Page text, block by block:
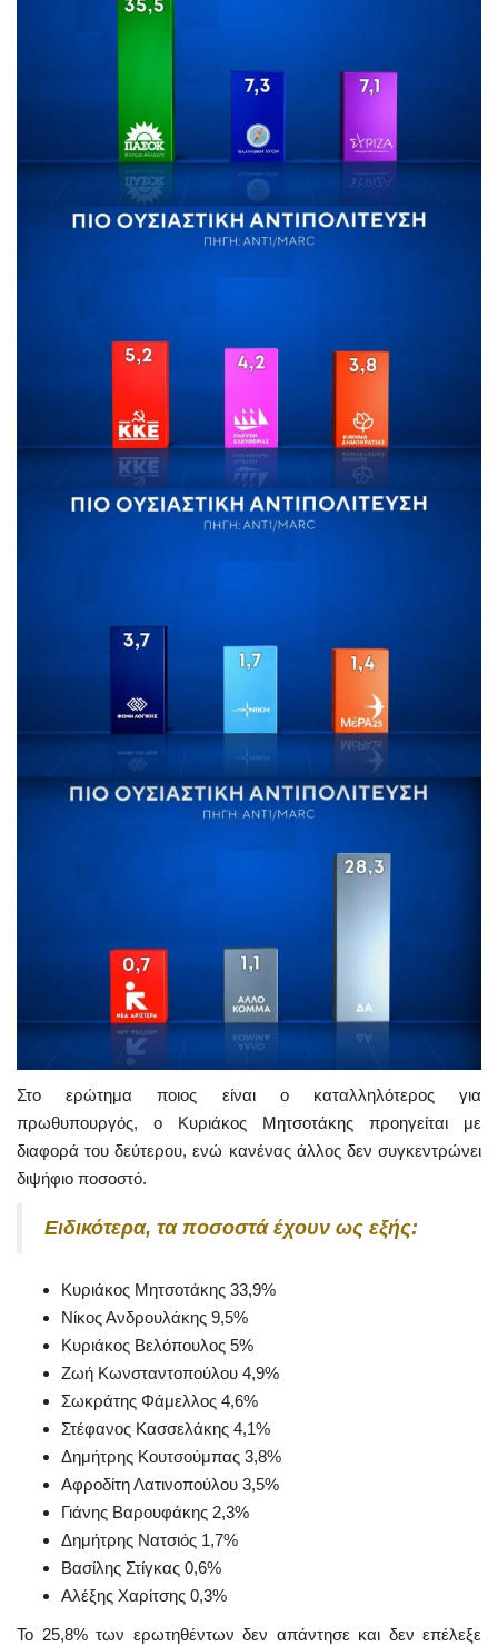
Στο ερώτημα ποιος είναι ο καταλληλότερος για
πρωθυπουργός, ο Κυριάκος Μητσοτάκης προηγείται με
διαφορά του δεύτερου, ενώ κανένας άλλος δεν συγκεντρώνει
διψήφιο ποσοστό.
Ειδικότερα, τα ποσοστά έχουν ως εξής:
Κυριάκος Μητσοτάκης 33,9%
Νίκος Ανδρουλάκης 9,5%
Κυριάκος Βελόπουλος 5%
Ζωή Κωνσταντοπούλου 4,9%
Σωκράτης Φάμελλος 4,6%
Στέφανος Κασσελάκης 4,1%
Δημήτρης Κουτσούμπας 3,8%
Αφροδίτη Λατινοπούλου 3,5%
Γιάνης Βαρουφάκης 2,3%
Δημήτρης Νατσιός 1,7%
Βασίλης Στίγκας 0,6%
Αλέξης Χαρίτσης 0,3%
Το 25,8% των ερωτηθέντων δεν απάντησε και δεν επέλεξε